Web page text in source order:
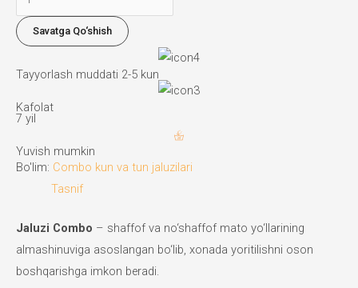
kun
va
jaluzilari
miqdori
Savatga Qo‘shish
Tayyorlash muddati 2-5 kun
Kafolat
7 yil
Yuvish mumkin
Bo'lim: Combo kun va tun jaluzilari
Tasnif
Jaluzi Combo – shaffof va no‘shaffof mato yo‘llarining
almashinuviga asoslangan bo‘lib, xonada yoritilishni oson
boshqarishga imkon beradi.